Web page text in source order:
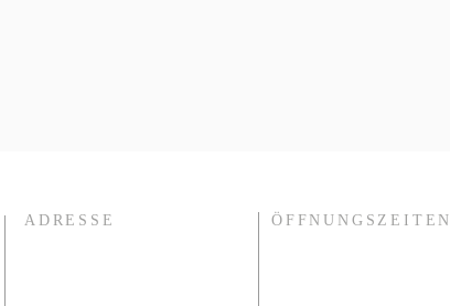
ADRESSE ÖFFNUNGSZEITEN